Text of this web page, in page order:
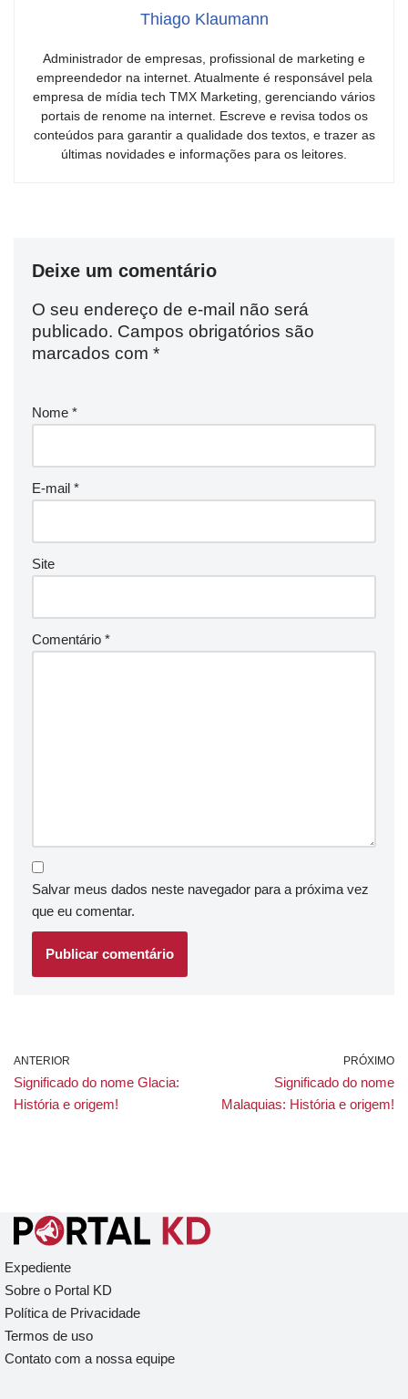
Thiago Klaumann
Administrador de empresas, profissional de marketing e
empreendedor na internet. Atualmente é responsável pela
empresa de mídia tech TMX Marketing, gerenciando vários
portais de renome na internet. Escreve e revisa todos os
conteúdos para garantir a qualidade dos textos, e trazer as
últimas novidades e informações para os leitores.
Deixe um comentário
O seu endereço de e-mail não será
publicado. Campos obrigatórios são
marcados com *
Nome *
E-mail *
Site
Comentário *
Salvar meus dados neste navegador para a próxima vez
que eu comentar.
ANTERIOR
Significado do nome Glacia:
História e origem!
PRÓXIMO
Significado do nome
Malaquias: História e origem!
Expediente
Sobre o Portal KD
Política de Privacidade
Termos de uso
Contato com a nossa equipe